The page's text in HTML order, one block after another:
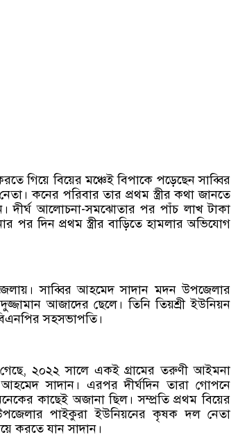
গিয়ে বিয়ের মঞ্চেই বিপাকে পড়েছেন সাব্বির
কনের পরিবার তার প্রথম স্ত্রীর কথা জানতে
দীর্ঘ আলোচনা-সমঝোতার পর পাঁচ লাখ টাকা
পর দিন প্রথম স্ত্রীর বাড়িতে হামলার অভিযোগ
সাব্বির আহমেদ সাদান মদন উপজেলার
আজাদের ছেলে। তিনি তিয়শ্রী ইউনিয়ন
সহসভাপতি।
গেছে, ২০২২ সালে একই গ্রামের তরুণী আইমনা
সাদান। এরপর দীর্ঘদিন তারা গোপনে
কাছেই অজানা ছিল। সম্প্রতি প্রথম বিয়ের
পাইকুরা ইউনিয়নের কৃষক দল নেতা
করতে যান সাদান।